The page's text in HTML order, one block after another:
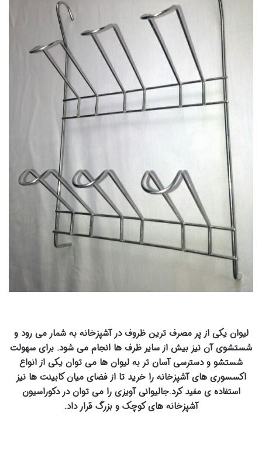
لیوان یکی از پر مصرف ترین ظروف در آشپزخانه به شمار می رود و
شستشوی آن نیز بیش از سایر ظرف ها انجام می شود. برای سهولت
شستشو و دسترسی آسان تر به لیوان ها می توان یکی از انواع
اکسسوری های آشپزخانه را خرید تا از فضای میان کابینت ها نیز
استفاده ی مفید کرد.جالیوانی آویزی را می توان در دکوراسیون
آشپزخانه های کوچک و بزرگ قرار داد.